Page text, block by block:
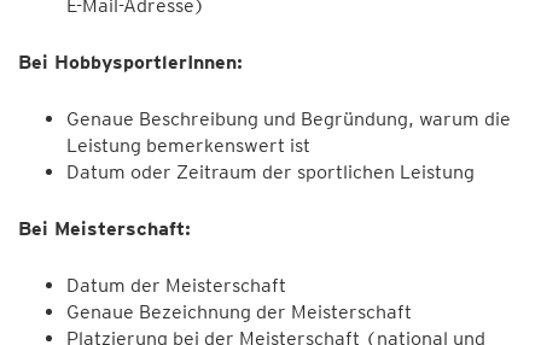
E-Mail-Adresse)
Bei HobbysportlerInnen:
Genaue Beschreibung und Begründung, warum die
Leistung bemerkenswert ist
Datum oder Zeitraum der sportlichen Leistung
Bei Meisterschaft:
Datum der Meisterschaft
Genaue Bezeichnung der Meisterschaft
Platzierung bei der Meisterschaft (national und